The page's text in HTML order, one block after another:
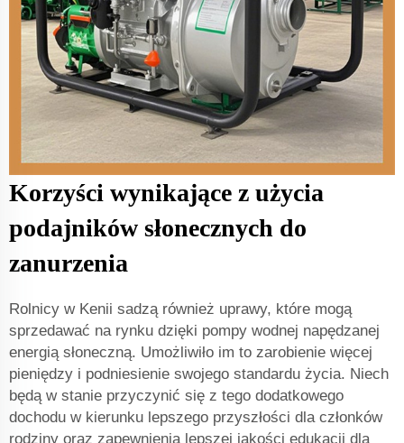
Korzyści wynikające z użycia
podajników słonecznych do
zanurzenia
Rolnicy w Kenii sadzą również uprawy, które mogą
sprzedawać na rynku dzięki pompy wodnej napędzanej
energią słoneczną. Umożliwiło im to zarobienie więcej
pieniędzy i podniesienie swojego standardu życia. Niech
będą w stanie przyczynić się z tego dodatkowego
dochodu w kierunku lepszego przyszłości dla członków
rodziny oraz zapewnienia lepszej jakości edukacji dla